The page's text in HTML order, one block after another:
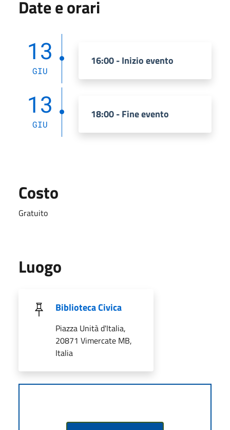
Date e orari
13
GIU
16:00 - Inizio evento
13
GIU
18:00 - Fine evento
Costo
Gratuito
Luogo
Biblioteca Civica
Piazza Unità d'Italia,
20871 Vimercate MB,
Italia